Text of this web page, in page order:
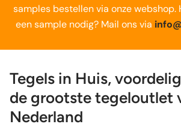
samples bestellen via onze webshop.
een sample nodig? Mail ons via
Tegels in Huis,
de grootste tegeloutlet
Nederland